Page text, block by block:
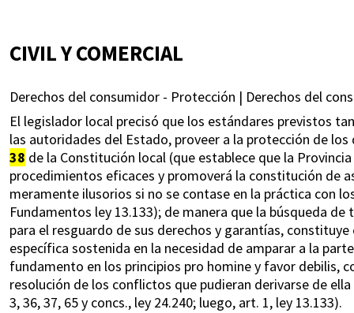
CIVIL Y COMERCIAL
Derechos del consumidor - Protección | Derechos del
El legislador local precisó que los estándares previstos
las autoridades del Estado, proveer a la protección de
38 de la Constitución local (que establece que la
procedimientos eficaces y promoverá la constitución de
meramente ilusorios si no se contase en la práctica con
Fundamentos ley 13.133); de manera que la búsqueda
para el resguardo de sus derechos y garantías,
específica sostenida en la necesidad de amparar a la
fundamento en los principios pro homine y favor debilis,
resolución de los conflictos que pudieran derivarse de
3, 36, 37, 65 y concs., ley 24.240; luego, art. 1, ley 13.133).